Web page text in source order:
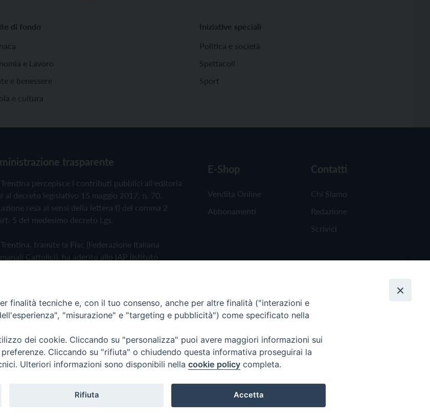
di fondo
e Lavoro
e benessere
e cultura
Iniziative speciali
Politica e società
Spettacoli
Sport
trasparente
percepisce i contributi pubblici all'editoria
al decreto legislativo 15 maggio 2017, n. 70.
resa ai sensi della lettera f) del comma 2
5 del medesimo decreto Lgs.
tramite la Fisc (Federazione Italiana
Cattolici), ha aderito allo IAP (Istituto
Policy Cookie Policy
E-Shop
Vendita Online
Abbonamenti
Contatti
Chi Siamo
Redazione
Scrivici
Editrice
finalità tecniche e, con il tuo consenso, anche per altre finalità ("interazioni e
"misurazione" e "targeting e pubblicità") come specificato nella
dei cookie. Cliccando su "personalizza" puoi avere maggiori informazioni sui
Cliccando su "rifiuta" o chiudendo questa informativa proseguirai la
Ulteriori informazioni sono disponibili nella cookie policy completa.
Rifiuta Accetta